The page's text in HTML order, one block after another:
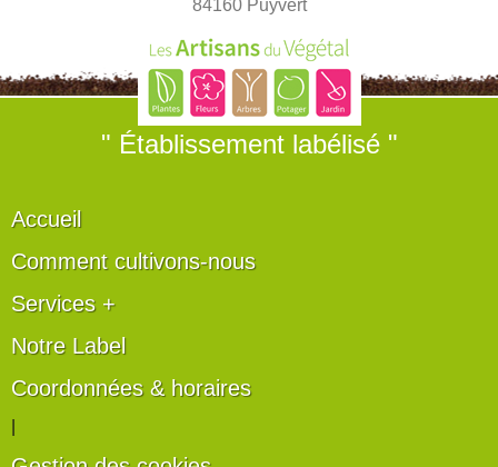
84160 Puyvert
" Établissement labélisé "
Accueil
Comment cultivons-nous
Services +
Notre Label
Coordonnées & horaires